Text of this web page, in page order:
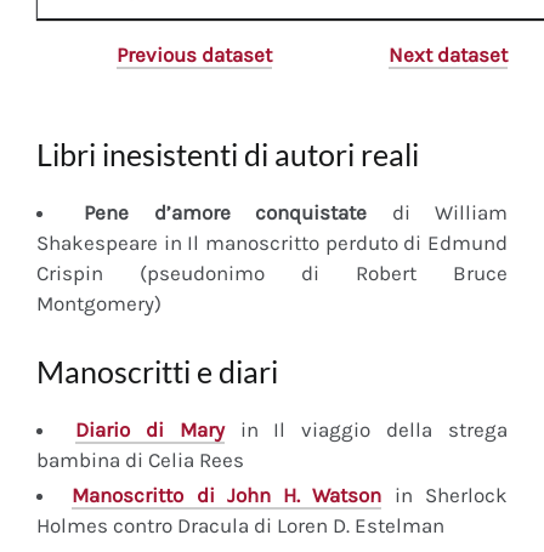
Previous dataset Next dataset
Libri inesistenti di autori reali
Pene d’amore conquistate di William
Shakespeare in Il manoscritto perduto di Edmund
Crispin (pseudonimo di Robert Bruce
Montgomery)
Manoscritti e diari
Diariodi Maryin Il viaggio della strega
bambina di Celia Rees
Manoscritto di John H. Watson in Sherlock
Holmes contro Dracula di Loren D. Estelman